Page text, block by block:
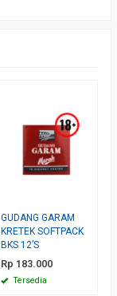
GUDANG GARAM
KRETEK SOFTPACK
BKS 12’S
Rp 183.000
Tersedia